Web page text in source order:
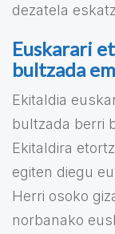
dezatela
Euskarari
bultzada
Ekitaldia
bultzada berri
Ekitaldira
egiten diegu
Herri osoko
norbanako